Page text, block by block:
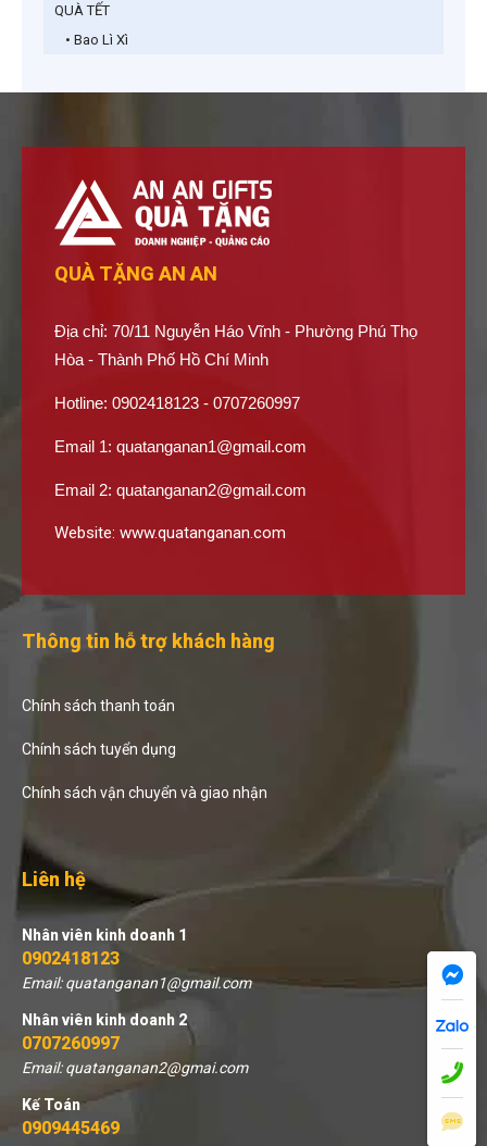
QUÀ TẾT
• Bao Lì Xì
QUÀ TẶNG AN AN
Địa chỉ: 70/11 Nguyễn Háo Vĩnh - Phường Phú Thọ
Hòa - Thành Phố Hồ Chí Minh
Hotline: 0902418123 - 0707260997
Email 1: quatanganan1@gmail.com
Email 2: quatanganan2@gmail.com
Website: www.quatanganan.com
Thông tin hỗ trợ khách hàng
Chính sách thanh toán
Chính sách tuyển dụng
Chính sách vận chuyển và giao nhận
Liên hệ
Nhân viên kinh doanh 1
0902418123
Email: quatanganan1@gmail.com
Nhân viên kinh doanh 2
0707260997
Email: quatanganan2@gmai.com
Kế Toán
0909445469